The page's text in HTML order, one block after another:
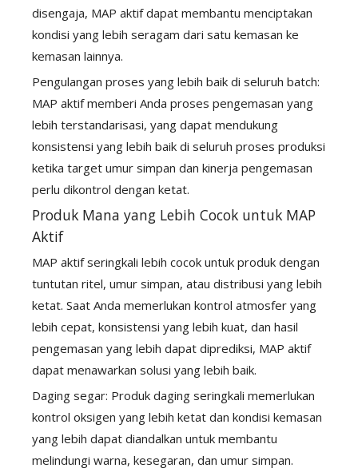
disengaja, MAP aktif dapat membantu menciptakan
kondisi yang lebih seragam dari satu kemasan ke
kemasan lainnya.
Pengulangan proses yang lebih baik di seluruh batch:
MAP aktif memberi Anda proses pengemasan yang
lebih terstandarisasi, yang dapat mendukung
konsistensi yang lebih baik di seluruh proses produksi
ketika target umur simpan dan kinerja pengemasan
perlu dikontrol dengan ketat.
Produk Mana yang Lebih Cocok untuk MAP
Aktif
MAP aktif seringkali lebih cocok untuk produk dengan
tuntutan ritel, umur simpan, atau distribusi yang lebih
ketat. Saat Anda memerlukan kontrol atmosfer yang
lebih cepat, konsistensi yang lebih kuat, dan hasil
pengemasan yang lebih dapat diprediksi, MAP aktif
dapat menawarkan solusi yang lebih baik.
Daging segar: Produk daging seringkali memerlukan
kontrol oksigen yang lebih ketat dan kondisi kemasan
yang lebih dapat diandalkan untuk membantu
melindungi warna, kesegaran, dan umur simpan.